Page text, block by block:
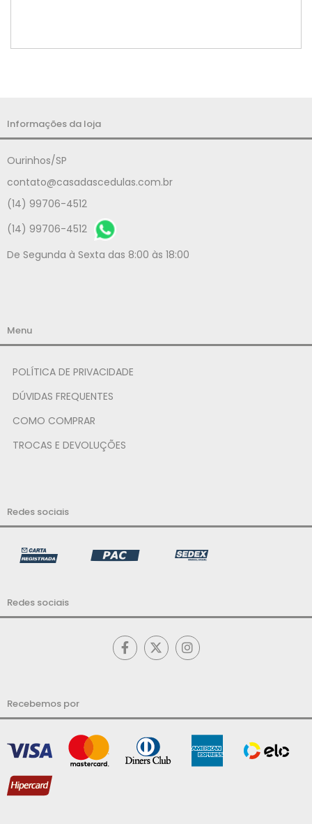
Informações da loja
Ourinhos/SP
contato@casadascedulas.com.br
(14) 99706-4512
(14) 99706-4512
De Segunda à Sexta das 8:00 às 18:00
Menu
POLÍTICA DE PRIVACIDADE
DÚVIDAS FREQUENTES
COMO COMPRAR
TROCAS E DEVOLUÇÕES
Redes sociais
Redes sociais
Recebemos por